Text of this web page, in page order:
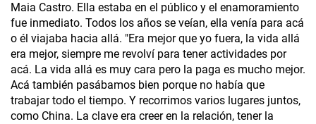
Maia Castro. Ella estaba en el público y el enamoramiento
fue inmediato. Todos los años se veían, ella venía para acá
o él viajaba hacia allá. "Era mejor que yo fuera, la vida allá
era mejor, siempre me revolví para tener actividades por
acá. La vida allá es muy cara pero la paga es mucho mejor.
Acá también pasábamos bien porque no había que
trabajar todo el tiempo. Y recorrimos varios lugares juntos,
como China. La clave era creer en la relación, tener la